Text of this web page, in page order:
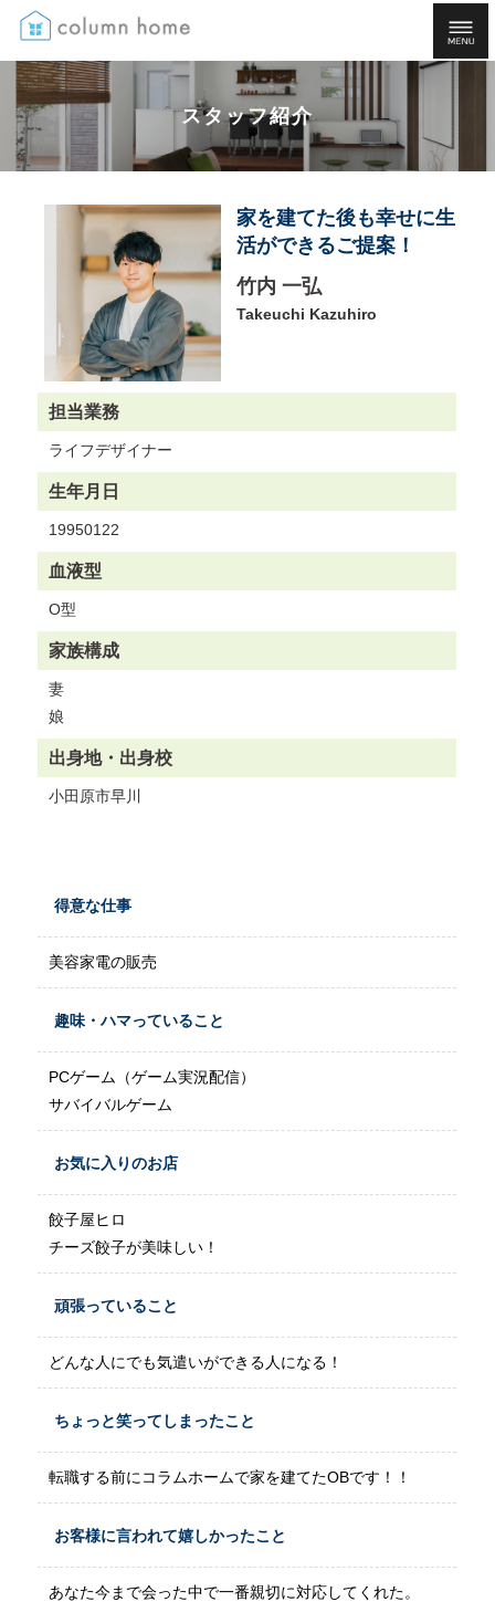
スタッフ紹介
家を建てた後も幸せに生
活ができるご提案！
竹内 一弘
Takeuchi Kazuhiro
担当業務
ライフデザイナー
生年月日
19950122
血液型
O型
家族構成
妻
娘
出身地・ 出身校
小田原市早川
得意な仕事
美容家電の販売
趣味・ハマっていること
PCゲーム（ゲーム実況配信）
サバイバルゲーム
お気に入りのお店
餃子屋ヒロ
チーズ餃子が美味しい！
頑張っていること
どんな人にでも気遣いができる人になる！
ちょっと笑ってしまったこと
転職する前にコラムホームで家を建てたOBです！！
お客様に言われて嬉しかったこと
あなた今まで会った中で一番親切に対応してくれた。